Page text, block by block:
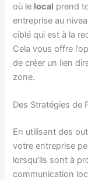
où le local prend
entreprise au
ciblé qui est à la
Cela vous offre
de créer un lien
zone.
Des Stratégies de
En utilisant des
votre entreprise
lorsqu’ils sont à
communication